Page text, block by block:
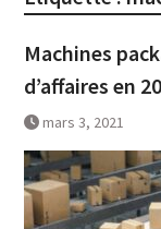
Machines
d’affaires en
mars 3, 2021